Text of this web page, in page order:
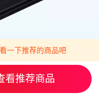
一下推荐的商品吧
看推荐商品